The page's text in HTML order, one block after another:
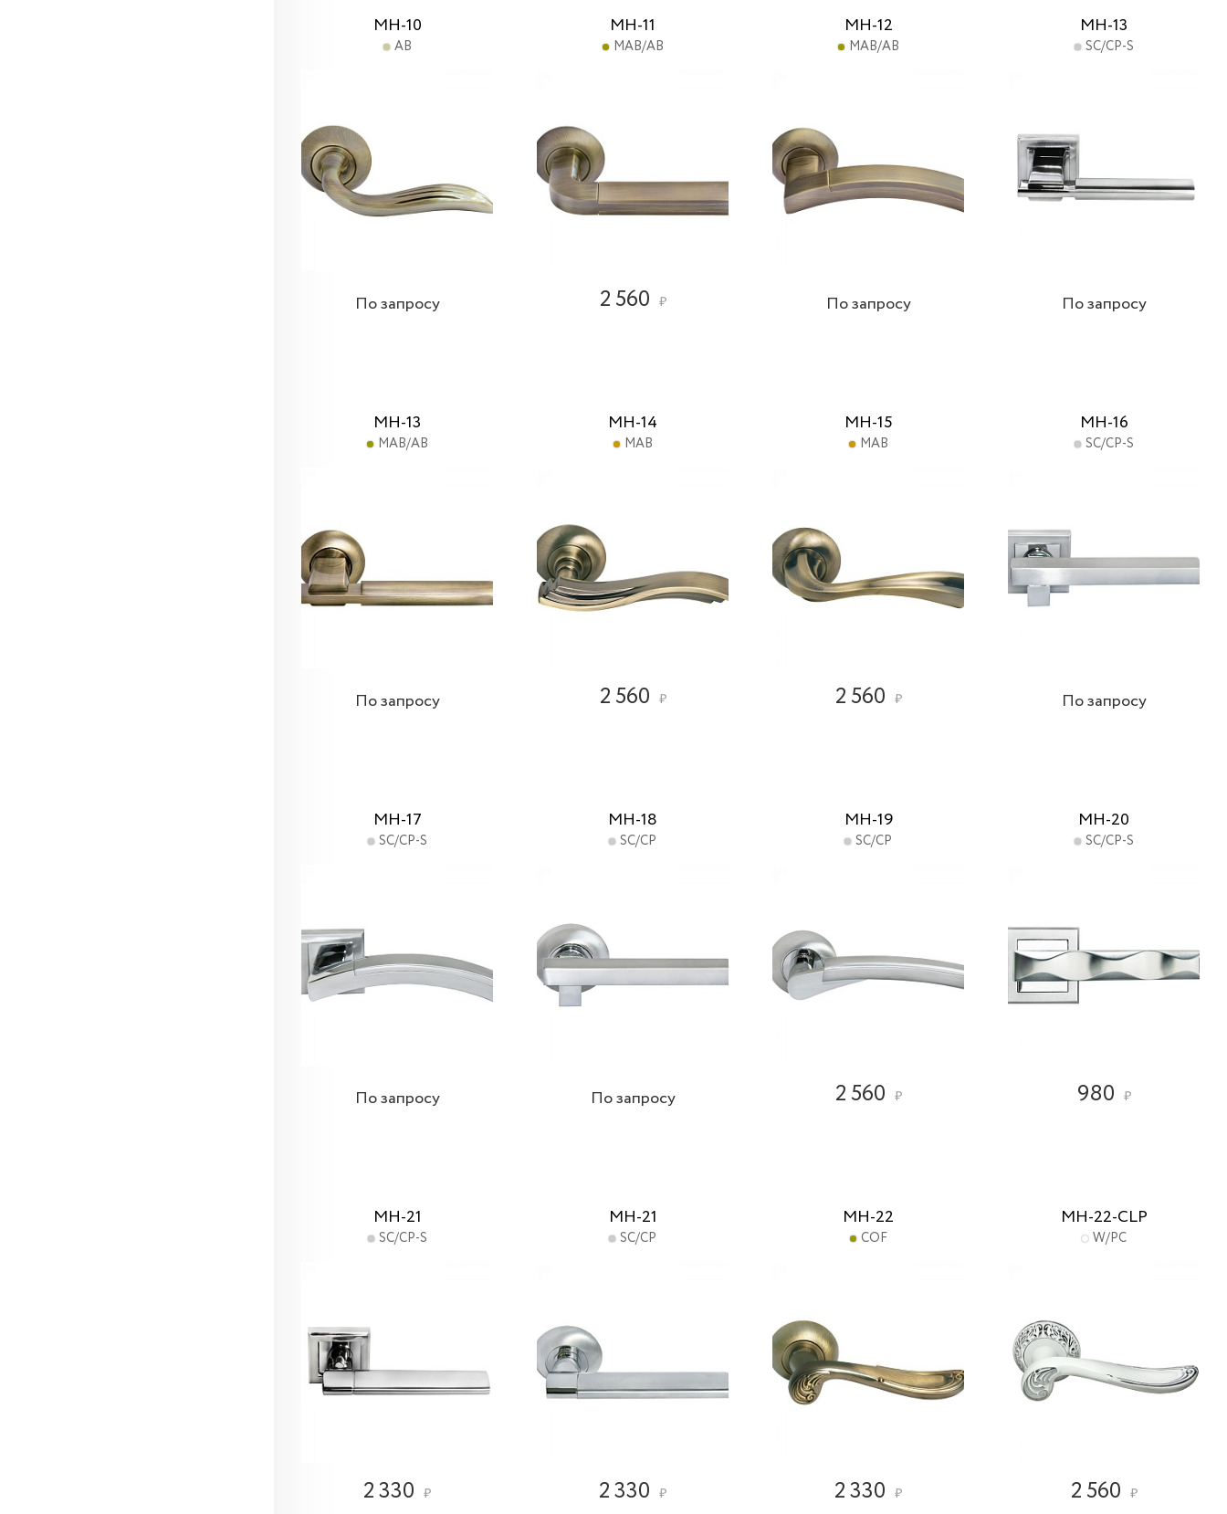
MH-10
AB
По запросу
MH-11
MAB/AB
2 560 ₽
MH-12
MAB/AB
По запросу
MH-13
SC/CP-S
По запросу
MH-13
MAB/AB
По запросу
MH-14
MAB
2 560 ₽
MH-15
MAB
2 560 ₽
MH-16
SC/CP-S
По запросу
MH-17
SC/CP-S
По запросу
MH-18
SC/CP
По запросу
MH-19
SC/CP
2 560 ₽
MH-20
SC/CP-S
980 ₽
MH-21
SC/CP-S
2 330 ₽
MH-21
SC/CP
2 330 ₽
MH-22
COF
2 330 ₽
MH-22-CLP
W/PC
2 560 ₽